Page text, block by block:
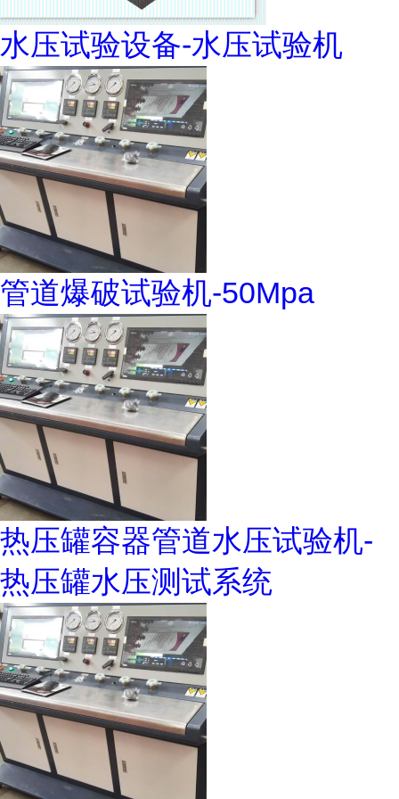
水压试验设备-水压试验机
管道爆破试验机-50Mpa
热压罐容器管道水压试验机-
热压罐水压测试系统